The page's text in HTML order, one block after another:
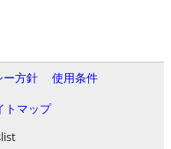
ー方針
使用条件
トマップ